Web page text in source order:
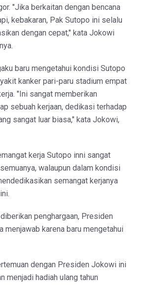
"Jika berkaitan dengan bencana
kebakaran, Pak Sutopo ini selalu
dengan cepat," kata Jokowi
baru mengetahui kondisi Sutopo
kanker pari-paru stadium empat
"Ini sangat memberikan
sebuah kerjaan, dedikasi terhadap
sangat luar biasa," kata Jokowi,
kerja Sutopo inni sangat
walaupun dalam kondisi
semangat kerjanya
penghargaan, Presiden
menjawab karena baru mengetahui
dengan Presiden Jokowi ini
menjadi hadiah ulang tahun